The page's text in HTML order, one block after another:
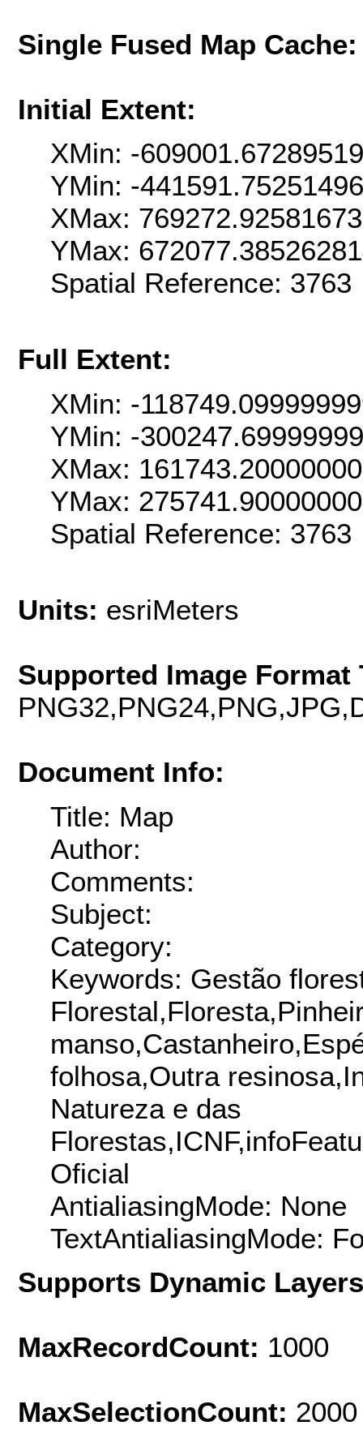
Single Fused Map
Initial Extent:
XMin: -609001.67289519
YMin: -
XMax:
YMax:
Spatial Reference:
Full Extent:
XMin: -
YMin: -
XMax:
YMax:
Spatial Reference:
Units: esriMeters
Supported Image Format
Document Info:
Title: Map
Author:
Comments:
Subject:
Category:
Keywords: Gestão
folhosa,Outra
Natureza e das
Oficial
AntialiasingMode: None
TextAntialiasingMode:
Supports Dynamic
MaxRecordCount: 1000
MaxSelectionCount: 2000